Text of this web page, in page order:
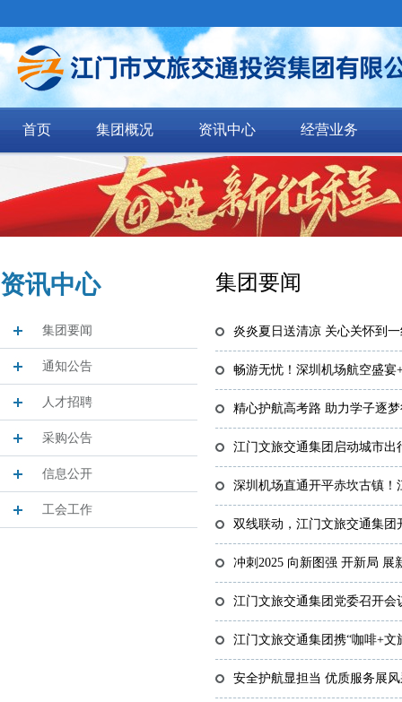
首页 集团概况 资讯中心 经营业务
资讯中心
集团要闻
通知公告
人才招聘
采购公告
信息公开
工会工作
集团要闻
炎炎夏日送清凉 关心关怀到
畅游无忧！深圳机场航空盛
精心护航高考路 助力学子逐
江门文旅交通集团启动城市
深圳机场直通开平赤坎古镇！江
双线联动，江门文旅交通集团
冲刺2025 向新图强 开新局
江门文旅交通集团党委召开
江门文旅交通集团携“咖啡+
安全护航显担当 优质服务展